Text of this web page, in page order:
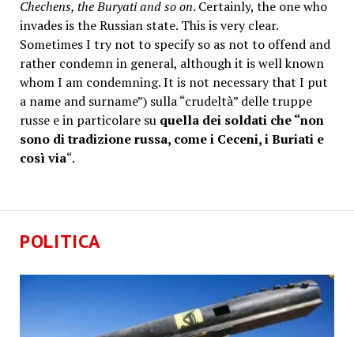
POLITICA
Chechens, the Buryati and so on. Certainly, the one who
invades is the Russian state. This is very clear.
Sometimes I try not to specify so as not to offend and
rather condemn in general, although it is well known
whom I am condemning. It is not necessary that I put
a name and surname”) sulla “crudeltà” delle truppe
russe e in particolare su quella dei soldati che “non
sono di tradizione russa, come i Ceceni, i Buriati e
così via“.